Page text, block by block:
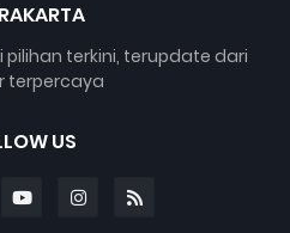
terkini, terupdate dari
terpercaya
US